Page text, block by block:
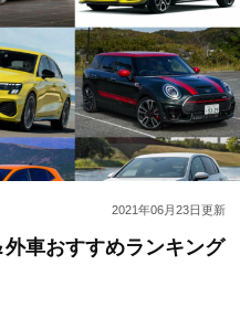
2021年06月23日更新
車おすすめランキング